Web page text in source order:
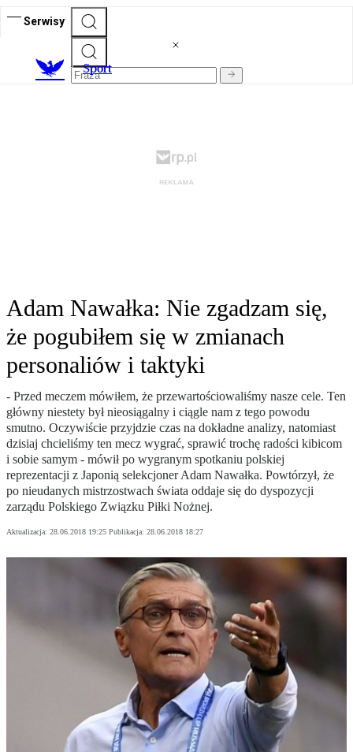
Serwisy
Sport
Adam Nawałka: Nie zgadzam się,
że pogubiłem się w zmianach
personaliów i taktyki
- Przed meczem mówiłem, że przewartościowaliśmy nasze cele. Ten
główny niestety był nieosiągalny i ciągle nam z tego powodu
smutno. Oczywiście przyjdzie czas na dokładne analizy, natomiast
dzisiaj chcieliśmy ten mecz wygrać, sprawić trochę radości kibicom
i sobie samym - mówił po wygranym spotkaniu polskiej
reprezentacji z Japonią selekcjoner Adam Nawałka. Powtórzył, że
po nieudanych mistrzostwach świata oddaje się do dyspozycji
zarządu Polskiego Związku Piłki Nożnej.
Aktualizacja: 28.06.2018 19:25 Publikacja: 28.06.2018 18:27